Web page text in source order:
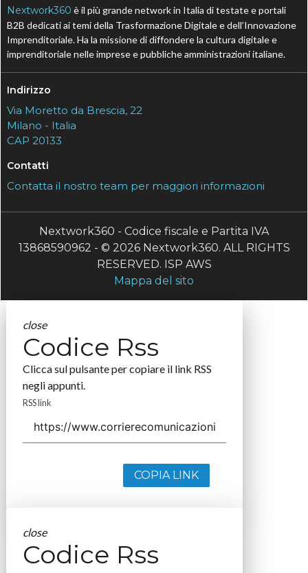
Nextwork360 è il più grande network in Italia di testate e portali
B2B dedicati ai temi della Trasformazione Digitale e dell’Innovazione
Imprenditoriale. Ha la missione di diffondere la cultura digitale e
imprenditoriale nelle imprese e pubbliche amministrazioni italiane.
Indirizzo
Via Moretto da Brescia, 22
Milano - Italia
CAP 20133
Contatti
Contatta il nostro team per maggiori informazioni
Nextwork360 - Codice fiscale e Partita IVA
13868590962 - © 2026 Nextwork360. ALL RIGHTS
RESERVED. ISP AWS
Mappa del sito
close
Codice Rss
Clicca sul pulsante per copiare il link RSS
negli appunti.
RSS link
COPIA LINK
close
Codice Rss